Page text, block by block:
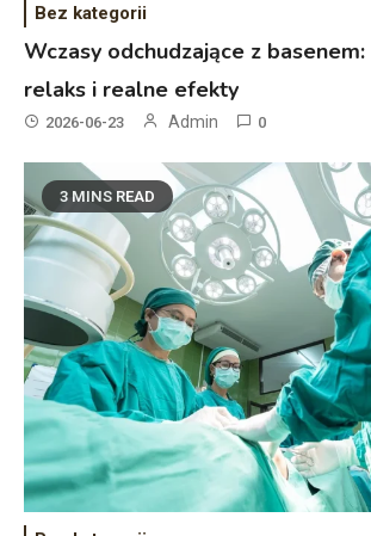
Bez kategorii
Wczasy odchudzające z
relaks i realne efekty
2026-06-23 Admin 0
3 MINS READ